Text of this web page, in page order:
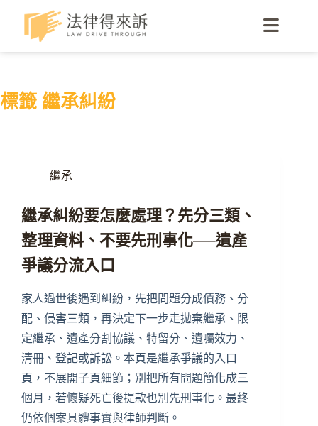
標籤 繼承糾紛
繼承
繼承糾紛要怎麼處理？先分三類、
整理資料、不要先刑事化──遺產
爭議分流入口
家人過世後遇到糾紛，先把問題分成債務、分
配、侵害三類，再決定下一步走拋棄繼承、限
定繼承、遺產分割協議、特留分、遺囑效力、
清冊、登記或訴訟。本頁是繼承爭議的入口
頁，不展開子頁細節；別把所有問題簡化成三
個月，若懷疑死亡後提款也別先刑事化。最終
仍依個案具體事實與律師判斷。